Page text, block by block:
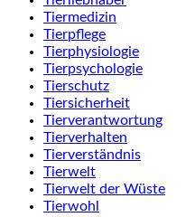
Tiermedizin
Tierpflege
Tierphysiologie
Tierpsychologie
Tierschutz
Tiersicherheit
Tierverantwortung
Tierverhalten
Tierverständnis
Tierwelt
Tierwelt der Wüste
Tierwohl